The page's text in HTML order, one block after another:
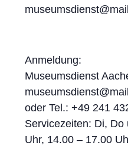
Anmeldung:
Museumsdienst
oder Tel.: +49 241
Servicezeiten: Di,
Uhr, 14.00 – 17.00